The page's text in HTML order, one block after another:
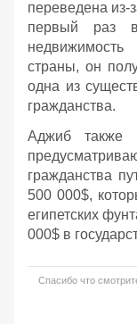
переведена из-
первый раз
страны, он
одна из
гражданства.
Аджиб также
гражданства
500 000$,
египетских
000$ в
Спасибо что